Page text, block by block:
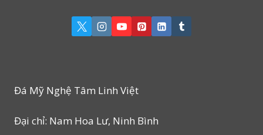
Đá Mỹ Nghệ Tâm Linh Việt
Đại chỉ: Nam Hoa Lư, Ninh Bình